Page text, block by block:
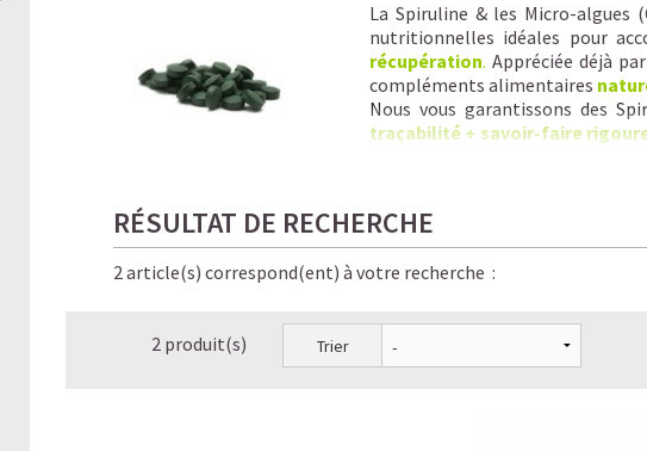
La Spiruline & les Micro-
nutritionnelles idéales pour
récupération. Appréciée déjà
compléments alimentaires
Nous vous garantissons des
traçabilité + savoir-faire
RÉSULTAT DE RECHERCHE
2 article(s) correspond(ent) à votre recherche :
2 produit(s) Trier